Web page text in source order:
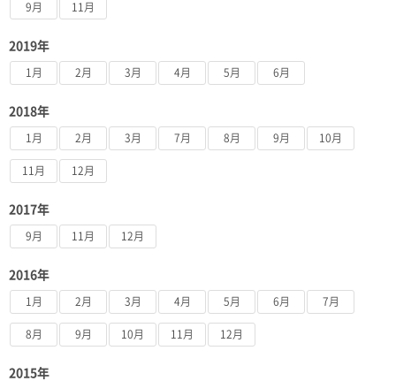
9月 11月
2019年
1月 2月 3月 4月 5月 6月
2018年
1月 2月 3月 7月 8月 9月 10月
11月 12月
2017年
9月 11月 12月
2016年
1月 2月 3月 4月 5月 6月 7月
8月 9月 10月 11月 12月
2015年